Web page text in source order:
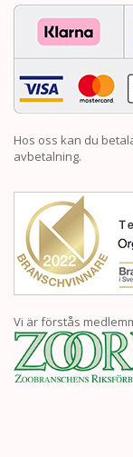
Hos oss kan du
avbetalning.
Vi är förstås